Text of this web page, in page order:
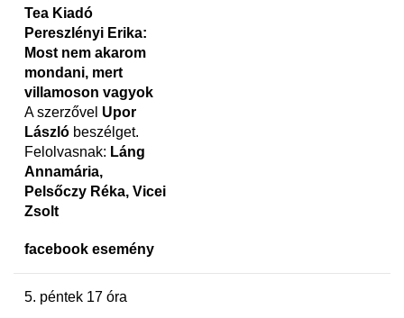
Tea Kiadó
Pereszlényi Erika:
Most nem akarom
mondani, mert
villamoson vagyok
A szerzővel Upor
László beszélget.
Felolvasnak: Láng
Annamária,
Pelsőczy Réka, Vicei
Zsolt
facebook esemény
5. péntek 17 óra